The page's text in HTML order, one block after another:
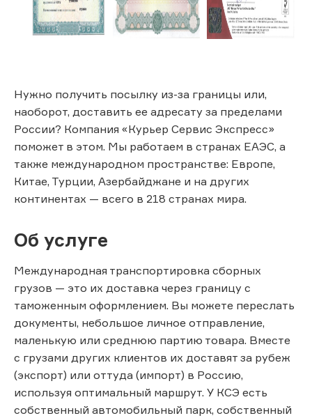
Нужно получить посылку из-за границы или,
наоборот, доставить ее адресату за пределами
России? Компания «Курьер Сервис Экспресс»
поможет в этом. Мы работаем в странах ЕАЭС, а
также международном пространстве: Европе,
Китае, Турции, Азербайджане и на других
континентах — всего в 218 странах мира.
Об услуге
Международная транспортировка сборных
грузов — это их доставка через границу с
таможенным оформлением. Вы можете переслать
документы, небольшое личное отправление,
маленькую или среднюю партию товара. Вместе
с грузами других клиентов их доставят за рубеж
(экспорт) или оттуда (импорт) в Россию,
используя оптимальный маршрут. У КСЭ есть
собственный автомобильный парк, собственный